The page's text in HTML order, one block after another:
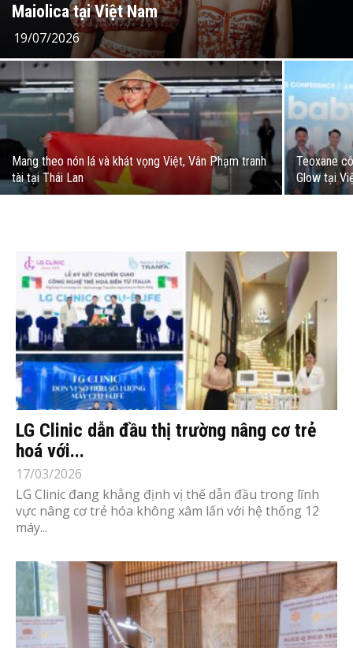
Maiolica tại Việt Nam
19/07/2026
Mang theo nón lá và khát vọng Việt, Vân Phạm tranh
tài tại Thái Lan
Teoxane
Glow tại
LG Clinic dẫn đầu thị trường nâng cơ trẻ
hoá với...
17/03/2026
LG Clinic đang khẳng định vị thế dẫn đầu trong lĩnh
vực nâng cơ trẻ hóa không xâm lấn với hệ thống 12
máy...